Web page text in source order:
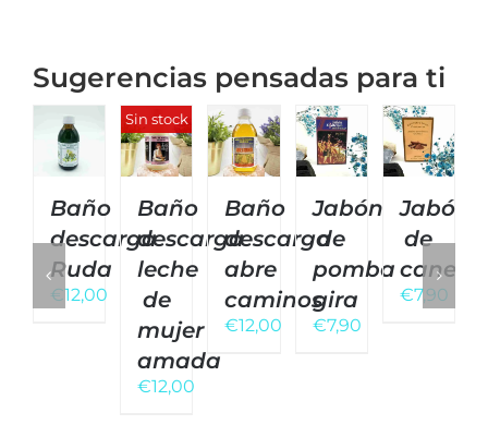
Sugerencias pensadas para ti
Baño
descarga
Ruda
€12,00
Sin stock
Baño
descarga
leche
de
mujer
amada
€12,00
Baño
descarga
abre
caminos
€12,00
Jabón
de
pomba
gira
€7,90
Jabón
de
canela
€7,90